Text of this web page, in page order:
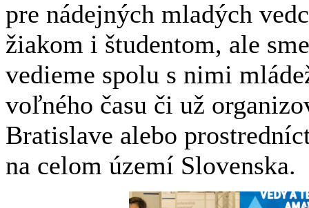
pre nádejných mladých
žiakom i študentom, ale
vedieme spolu s nimi
voľného času či už
Bratislave alebo
na celom území Slovenska.